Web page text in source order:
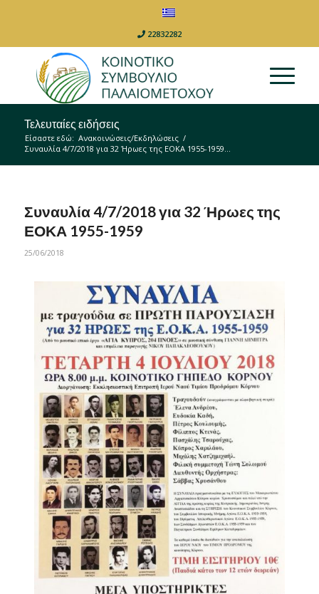
22832282
Τελευταίες ειδήσεις
Είσαστε εδώ: Ανακοινώσεις/Εκδηλώσεις /
Συναυλία 4/7/2018 για 32 Ήρωες της ΕΟΚΑ 1955-1959...
Συναυλία 4/7/2018 για 32 Ήρωες της
ΕΟΚΑ 1955-1959
25/06/2018